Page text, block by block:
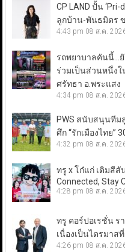
CP LAND ปั้น
ลูกบ้าน-พันธมิตร
4:43 pm 08 ส.ค.
รถพยาบาลคันนี้…
ร่วมเป็นส่วนหนึ่ง
ศรัทธา อ.พระแสง
4:34 pm 08 ส.ค.
PWS สนับสนุนทีม
ศึก “รักเมืองไทย”
4:32 pm 08 ส.ค.
ทรู x โก๋แก่ เติมสีสั
Connected, Stay
4:28 pm 08 ส.ค.
ทรู คอร์ปอเรชั่น ร
เนื่องเป็นไตรมาสที่
4:26 pm 08 ส.ค.